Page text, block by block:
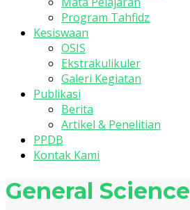
Program Tahfidz
Kesiswaan
OSIS
Ekstrakulikuler
Galeri Kegiatan
Publikasi
Berita
Artikel & Penelitian
PPDB
Kontak Kami
General Science